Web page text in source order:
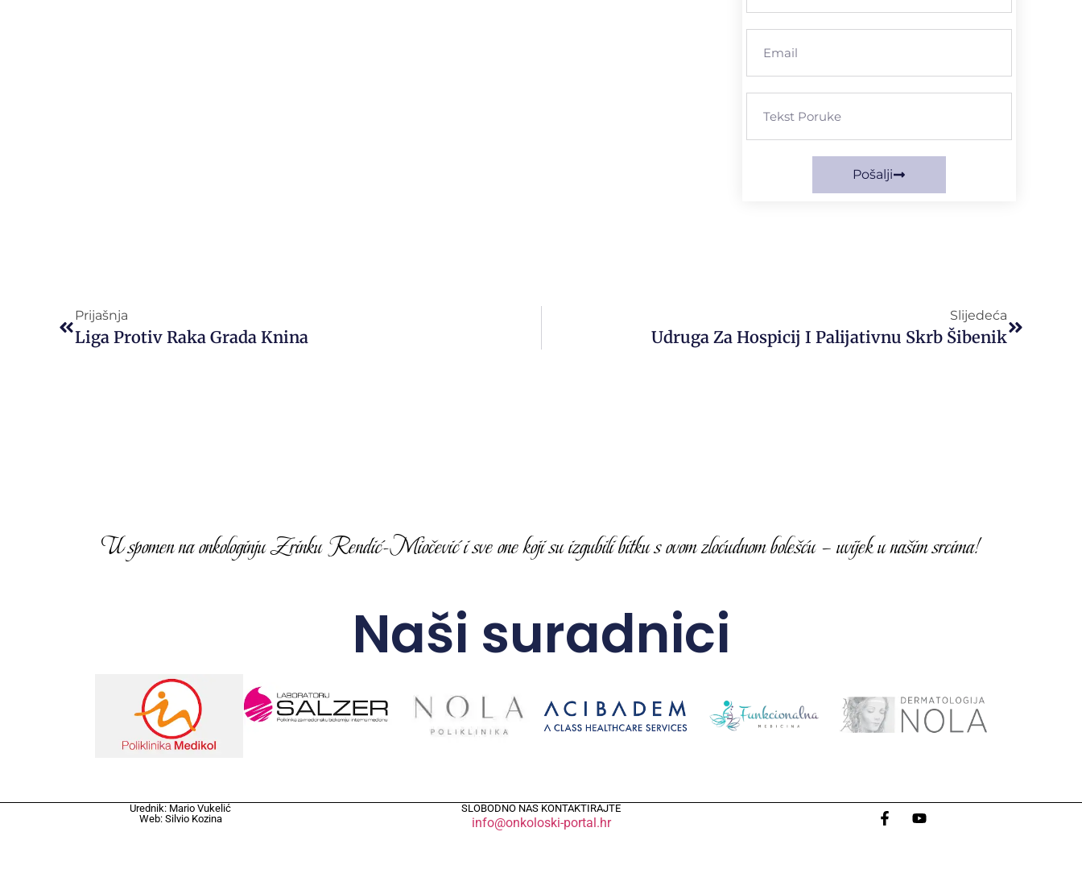
Pošalji
Prijašnja
Liga Protiv Raka Grada Knina
Slijedeća
Udruga Za Hospicij I Palijativnu Skrb Šibenik
U spomen na onkologinju Zrinku Rendić-Miočević i sve one koji su izgubili bitku s ovom zloćudnom bolešću – uvijek u našim srcima!
Naši suradnici
Urednik: Mario Vukelić
Web: Silvio Kozina
SLOBODNO NAS KONTAKTIRAJTE
info@onkoloski-portal.hr